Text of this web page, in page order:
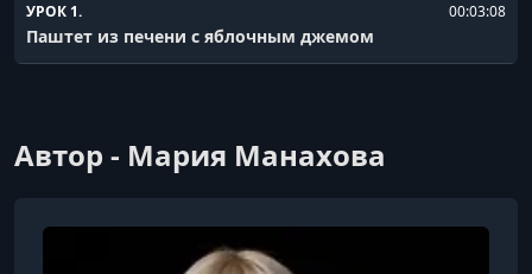
УРОК 1. 00:03:08
Паштет из печени с яблочным джемом
Автор - Мария Манахова